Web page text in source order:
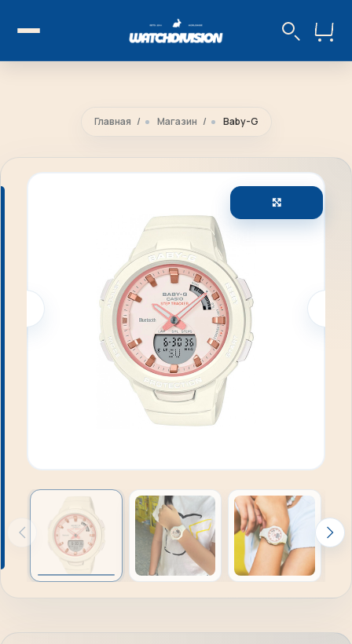
Главная Магазин Baby-G